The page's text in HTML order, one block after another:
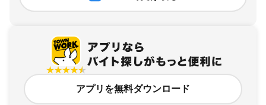
アプリを無料ダウンロード